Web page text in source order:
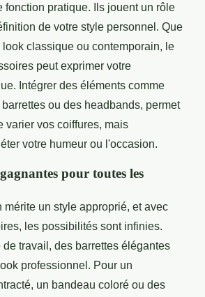
fonction pratique. Ils jouent un rôle
de votre style personnel. Que
classique ou contemporain, le
peut exprimer votre
Intégrer des éléments comme
ou des headbands, permet
varier vos coiffures, mais
votre humeur ou l'occasion.
pour toutes les
un style approprié, et avec
les possibilités sont infinies.
de travail, des barrettes élégantes
professionnel. Pour un
un bandeau coloré ou des